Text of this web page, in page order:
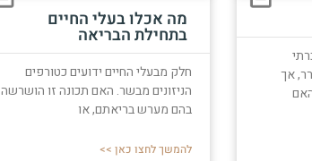
אך
מה אכלו בעלי החיים
בתחילת הבריאה
חלק מבעלי החיים ידועים כטורפים
הניזונים מבשר. האם תכונה זו הושרשה
בהם מערש בריאתם, או
להמשך לחצו כאן >>